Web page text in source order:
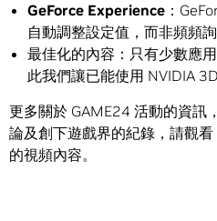
GeForce Experience ：
自動調整設定值，而非頻頻
最佳化的內容：只有少數應
此我們讓已能使用 NVIDIA
更多關於 GAME24 活動的資訊
論及創下遊戲界的紀錄，請觀
的視頻內容。